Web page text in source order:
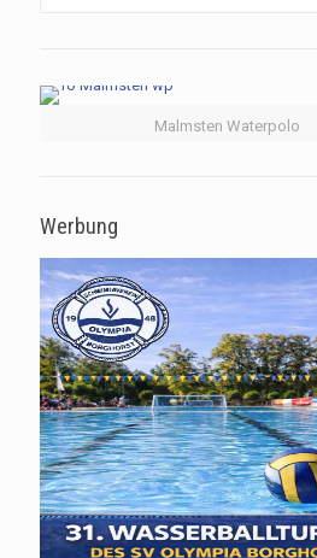
Malmsten Waterpolo
Werbung